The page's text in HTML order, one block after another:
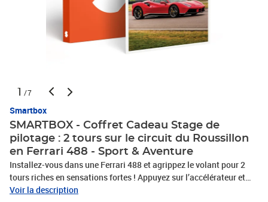
1 /7
Smartbox
SMARTBOX - Coffret Cadeau Stage de
pilotage : 2 tours sur le circuit du Roussillon
en Ferrari 488 - Sport & Aventure
Installez-vous dans une Ferrari 488 et agrippez le volant pour 2
tours riches en sensations fortes ! Appuyez sur l’accélérateur et
appréciez le vrombissement du moteur lancé à pleine vitesse. À
Voir la description